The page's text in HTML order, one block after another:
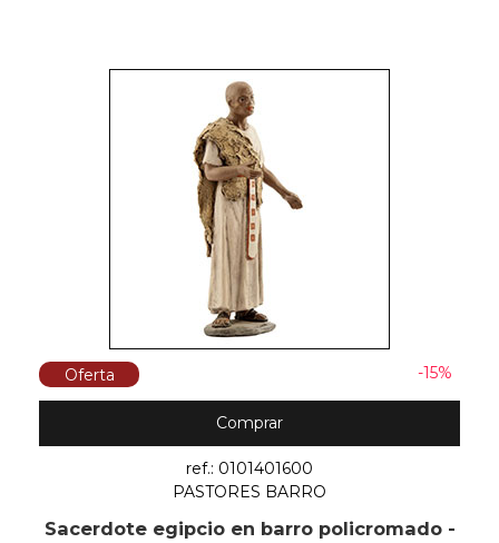
Oferta -15%
Comprar
ref.: 0101401600
PASTORES BARRO
Sacerdote egipcio en barro policromado -